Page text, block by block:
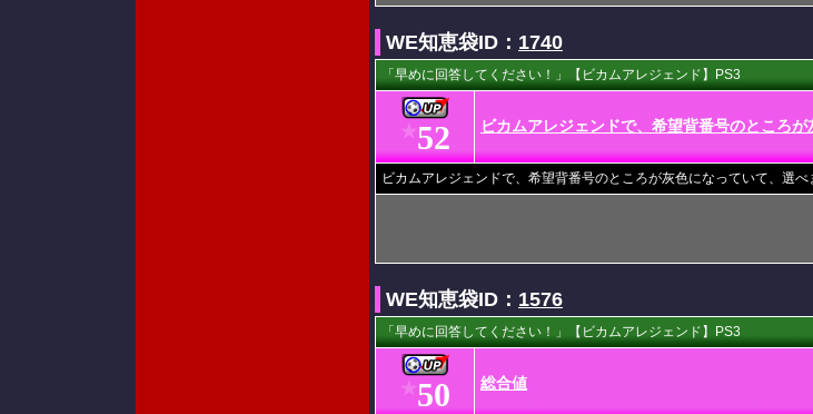
WE知恵袋ID： 1740
「早めに回答してください！」【ビカムアレジェンド】PS3
★52 ビカムアレジェンドで、希望背番号のところ
ビカムアレジェンドで、希望背番号のところが灰色になっていて、選
WE知恵袋ID： 1576
「早めに回答してください！」【ビカムアレジェンド】PS3
★50 総合値